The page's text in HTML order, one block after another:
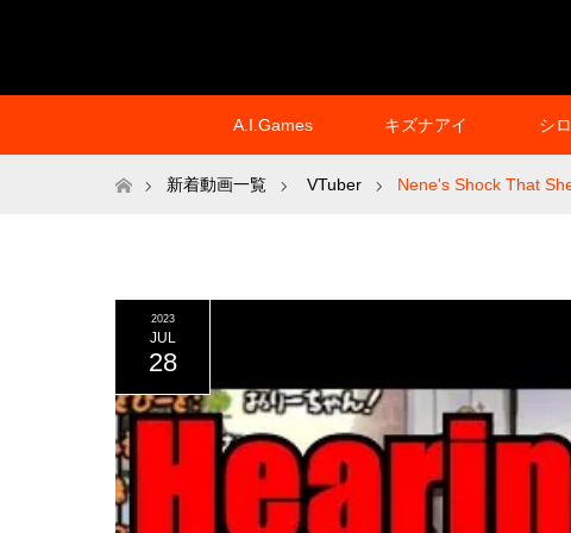
A.I.Games キズナアイ シロ
ホーム新着動画一覧 VTuber Nene's Shock That
2023
JUL
28